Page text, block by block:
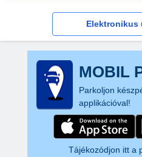
Elektronikus
MOBIL
Parkoljon
applikációval!
Tájékozódjon itt a